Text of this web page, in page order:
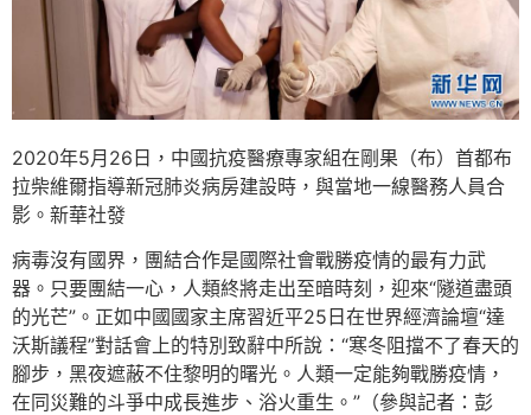
2020年5月26日，中國抗疫醫療專家組在剛果（布）首都布
拉柴維爾指導新冠肺炎病房建設時，與當地一線醫務人員合
影。新華社發
病毒沒有國界，團結合作是國際社會戰勝疫情的最有力武
器。只要團結一心，人類終將走出至暗時刻，迎來“隧道盡頭
的光芒”。正如中國國家主席習近平25日在世界經濟論壇“達
沃斯議程”對話會上的特別致辭中所說：“寒冬阻擋不了春天的
腳步，黑夜遮蔽不住黎明的曙光。人類一定能夠戰勝疫情，
在同災難的斗爭中成長進步、浴火重生。”（參與記者：彭